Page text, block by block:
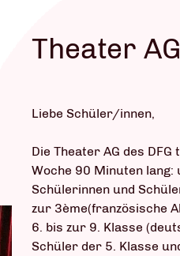
Theater AG
Liebe Schüler/innen,
Die Theater AG des
Woche 90 Minuten lang:
Schülerinnen und
zur 3ème(französische
6. bis zur 9. Klasse
Schüler der 5. Klasse